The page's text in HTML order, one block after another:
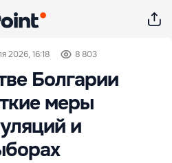
2026, 16:18 8 803
Болгарии
меры
и